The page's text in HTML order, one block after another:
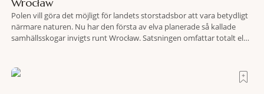
Wrocław
Polen vill göra det möjligt för landets storstadsbor att vara betydligt
närmare naturen. Nu har den första av elva planerade så kallade
samhällsskogar invigts runt Wrocław. Satsningen omfattar totalt elva
fler människor ska kunna promenera, motionera